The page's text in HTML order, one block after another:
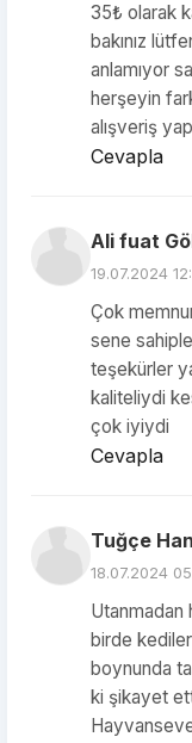
35₺ olarak
bakınız
anlamıyor
herşeyin
alışveriş
Cevapla
Ali fuat
19.07.2024
Çok
sene
teşekürler
kaliteliydi
çok iyiydi
Cevapla
Tuğçe Han
18.07.2024
Utanmadan
birde
boynunda
ki şikayet